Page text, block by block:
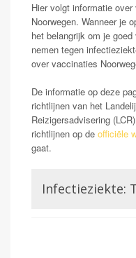
Hier volgt informatie
Noorwegen. Wanneer je
het belangrijk om je
nemen tegen
over vaccinaties
De informatie op deze
richtlijnen van het
Reizigersadvisering
richtlijnen op de officiële
gaat.
Infectieziekte: